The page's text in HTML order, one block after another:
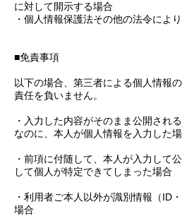
に対して開示する場合
・個人情報保護法その他の法令によ
■免責事項
以下の場合、第三者による個人情報
責任を負いません。
・入力した内容がそのまま公開され
なのに、本人が個人情報を入力した
・前項に付随して、本人が入力して
して個人が特定できてしまった場合
・利用者ご本人以外が識別情報（ID
場合